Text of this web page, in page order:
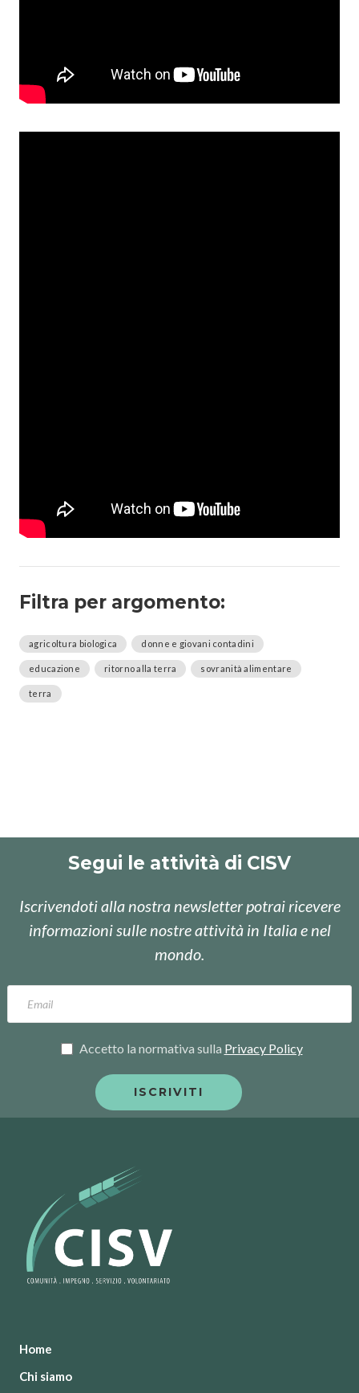
Filtra per argomento:
agricoltura biologica donne e giovani contadini
educazione ritorno alla terra sovranità alimentare
terra
Segui le attività di CISV
Iscrivendoti alla nostra newsletter potrai ricevere
informazioni sulle nostre attività in Italia e nel
mondo.
Accetto la normativa sulla Privacy Policy
Home
Chi siamo